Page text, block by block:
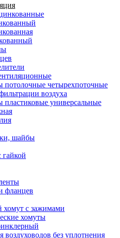
потолочные четырехпоточные
воздуха
пластиковые универсальные
шайбы
гайкой
фланцев
хомут с зажимами
хомуты
воздуховодов без уплотнения